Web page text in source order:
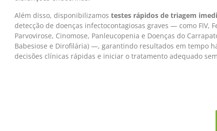
Além disso, disponibilizamos testes rápidos de triagem
detecção de doenças infectocontagiosas graves — como FIV,
Parvovirose, Cinomose, Panleucopenia e Doenças do
Babesiose e Dirofilária) —, garantindo resultados em tempo
decisões clínicas rápidas e iniciar o tratamento adequado